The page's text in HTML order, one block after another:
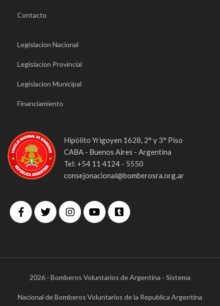
Contacto
Legislacion Nacional
Legislacion Provincial
Legislacion Municipal
Financiamiento
Hipólito Yrigoyen 1628, 2° y 3° Piso
CABA - Buenos Aires - Argentina
Tel: +54 11 4124 - 5550
consejonacional@bomberosra.org.ar
2026 - Bomberos Voluntarios de Argentina - Sistema
Nacional de Bomberos Voluntarios de la Republica Argentina